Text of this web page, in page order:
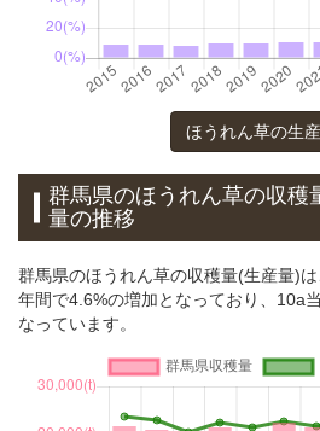
ほうれん草の生
群馬県のほうれん草の収穫
量の推移
群馬県のほうれん草の収穫量(生産量)
年間で4.6%の増加となっており、10a
なっています。